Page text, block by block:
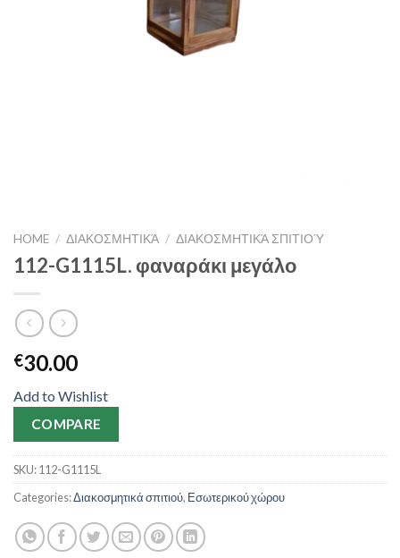
HOME / ΔΙΑΚΟΣΜΗΤΙΚΆ / ΔΙΑΚΟΣΜΗΤΙΚΆ ΣΠΙΤΙΟΎ
112-G1115L. φαναράκι μεγάλο
€30.00
Add to Wishlist
COMPARE
SKU:112-G1115L
Categories:Διακοσμητικά σπιτιού, Εσωτερικού χώρου